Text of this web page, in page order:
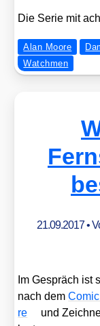
Die Serie mit
Alan Moore
Watchmen
21.09.2017•
Im Gespräch ist
nach dem
re
und